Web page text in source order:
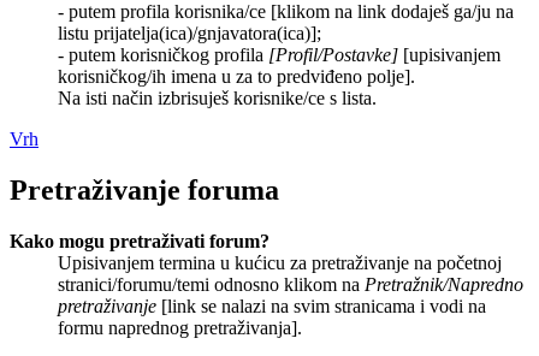
- putem profila korisnika/ce [klikom na link dodaješ ga/ju na
listu prijatelja(ica)/gnjavatora(ica)];
- putem korisničkog profila [Profil/Postavke] [upisivanjem
korisničkog/ih imena u za to predviđeno polje].
Na isti način izbrisuješ korisnike/ce s lista.
Vrh
Pretraživanje foruma
Kako mogu pretraživati forum?
Upisivanjem termina u kućicu za pretraživanje na početnoj
stranici/forumu/temi odnosno klikom na Pretražnik/Napredno
pretraživanje [link se nalazi na svim stranicama i vodi na
formu naprednog pretraživanja].